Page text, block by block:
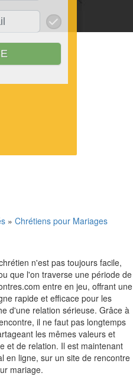
» Chrétiens pour Mariages
n'est pas toujours facile,
que l'on traverse une période de
entre en jeu, offrant une
rapide et efficace pour les
d'une relation sérieuse. Grâce à
il ne faut pas longtemps
les mêmes valeurs et
et de relation. Il est maintenant
en ligne, sur un site de rencontre
mariage.